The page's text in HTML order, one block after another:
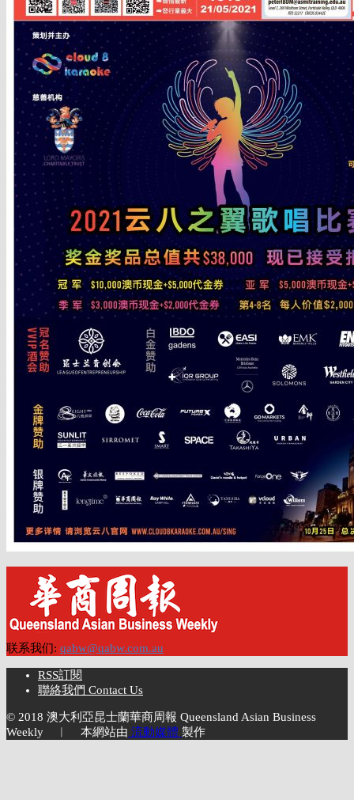
联系我们: qabw@qabw.com.au
RSS訂閱
聯絡我們 Contact Us
© 2018 澳大利亞昆士蘭華商周報 Queensland Asian Business
Weekly ︱ 本網站由 流動媒體 製作